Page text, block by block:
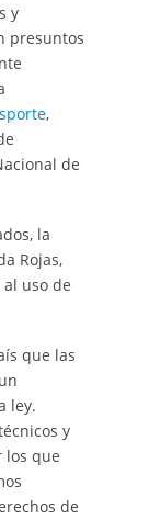
y
presuntos
,
de
la
Rojas,
uso de
que las
ley.
y
los que
de